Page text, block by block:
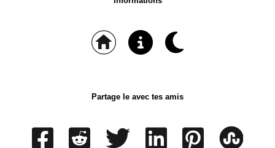
Partage le avec tes amis